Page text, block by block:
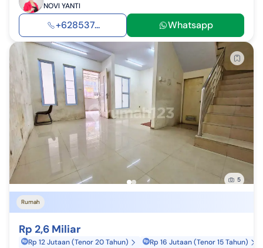
NOVI YANTI
+628537... Whatsapp
5
Rumah
Rp 2,6 Miliar
Rp 12 Jutaan (Tenor 20 Tahun) Rp 16 Jutaan (Tenor 15 Tahun)